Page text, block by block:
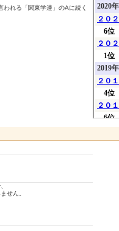
れる「関東学連」のAに続く
せん。